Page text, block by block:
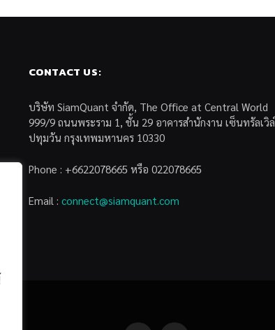
CONTACT US:
บริษัท SiamQuant จำกัด, The Office at Central World
999/9 ถนนพระราม 1, ชั้น 29 อาคารสำนักงาน เซ็นทรัลเวิ
ปทุมวัน กรุงเทพมหานคร 10330
Phone : +6622078665 หรือ 022078665
Email : connect@siamquant.com